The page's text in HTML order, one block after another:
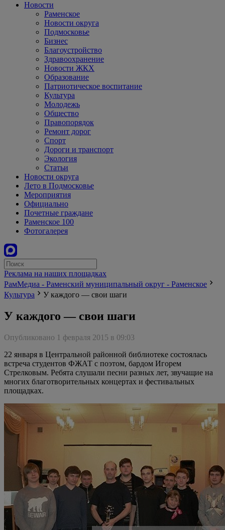
Новости
Раменское
Новости округа
Подмосковье
Бизнес
Благоустройство
Здравоохранение
Новости ЖКХ
Образование
Патриотическое воспитание
Культура
Молодежь
Общество
Правопорядок
Ремонт дорог
Спорт
Дороги и транспорт
Экология
Статьи
Новости округа
Лето в Подмосковье
Мероприятия
Официально
Почетные граждане
Раменское 100
Фотогалерея
Реклама на наших площадках
РамМедиа - Раменский муниципальный округ - Раменское
Культура
У каждого — свои шаги
У каждого — свои шаги
Опубликовано 1 февраля 2015 в 09:03
22 января в Центральной районной библиотеке состоялась
встреча студентов ФЖАТ с поэтом, бардом Игорем
Стрелковым. Ребята слушали песни разных лет, звучащие на
многих благотворительных концертах и фестивальных
площадках.